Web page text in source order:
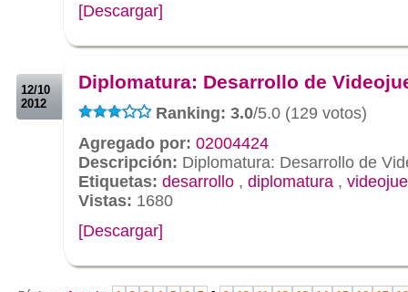
[Descargar]
12/10
2012
Diplomatura: Desarrollo de
Ranking: 3.0/5.0 (129 votos)
Agregado por: 02004424
Descripción: Diplomatura: Desarrollo de
Etiquetas: desarrollo , diplomatura ,
Vistas: 1680
[Descargar]